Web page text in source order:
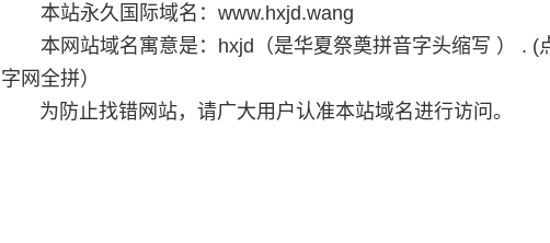
本站永久国际域名： www.hxjd.wang
本网站域名寓意是： hxjd （是华夏祭奠拼音字头缩写 ） .
字网全拼）
为防止找错网站，请广大用户认准本站域名进行访问。